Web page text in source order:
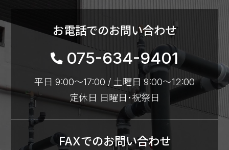
第２条（個人情報の取得と利用）
当社は、以下の目的に必要な範囲で、ご本人
の個⼈情報を取得し、取得した情報を利用さ
せていただきます。
以下の⽬的の範囲を超えて個⼈情報を利⽤す
る場合には、事前に適切な⽅法でご本人から
の同意を得るものとします。
お電話でのお問い合わせ
075-634-9401
平日 9:00～17:00 / 土曜日 9:00～12:00
定休日 日曜日･祝祭日
FAXでのお問い合わせ